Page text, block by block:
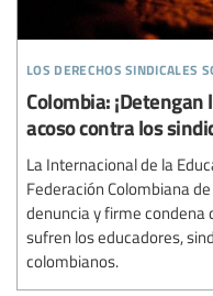
los derechos sindicales
Colombia:
acoso contra los
La Internacional de la
Federación Colombiana de
denuncia y firme condena
sufren los educadores,
colombianos.